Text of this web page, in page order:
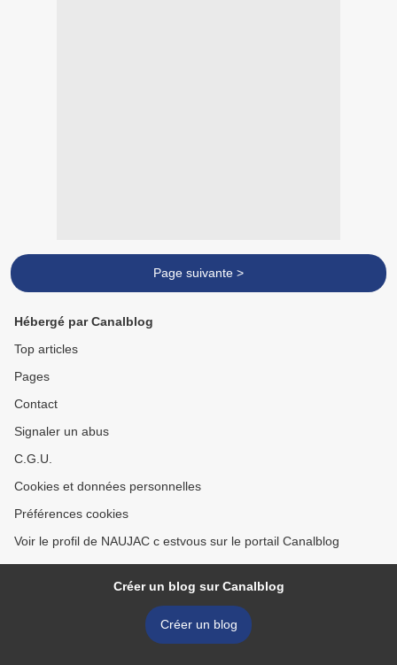
Page suivante >
Hébergé par Canalblog
Top articles
Pages
Contact
Signaler un abus
C.G.U.
Cookies et données personnelles
Préférences cookies
Voir le profil de NAUJAC c estvous sur le portail Canalblog
Créer un blog sur Canalblog
Créer un blog